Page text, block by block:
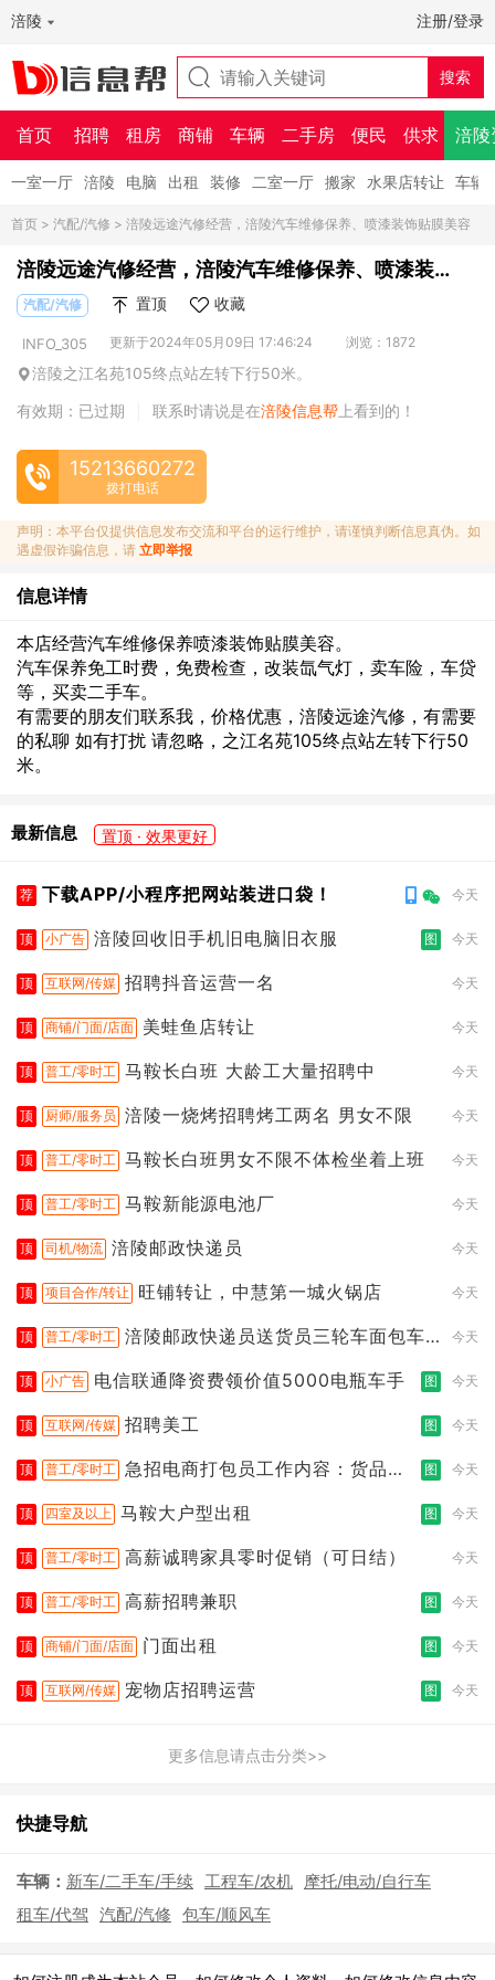
涪陵 注册/登录
首页 招聘 租房 商铺 车辆 二手房 便民 供求 涪陵
一室一厅 涪陵 电脑 出租 装修 二室一厅 搬家 水果店转让 车辆
首页 > 汽配/汽修 > 涪陵远途汽修经营，涪陵汽车维修保养、喷漆装饰贴膜美容
涪陵远途汽修经营，涪陵汽车维修保养、喷漆装
饰贴膜美容
汽配/汽修 置顶 收藏
INFO_305 更新于2024年05月09日 17:46:24 浏览：1872
涪陵之江名苑105终点站左转下行50米。
有效期：已过期
联系时请说是在涪陵信息帮 上看到的！
15213660272
拨打电话
声明：本平台仅提供信息发布交流和平台的运行维护，请谨慎判断信息真伪。如
遇虚假诈骗信息，请 立即举报
信息详情
本店经营汽车维修保养喷漆装饰贴膜美容。
汽车保养免工时费，免费检查，改装氙气灯，卖车险，车贷
等，买卖二手车。
有需要的朋友们联系我，价格优惠，涪陵远途汽修，有需要
的私聊 如有打扰 请忽略，之江名苑105终点站左转下行50
米。
最新信息 置顶 · 效果更好
荐 下载APP/小程序把网站装进口袋！ 今天
顶 小广告 涪陵回收旧手机旧电脑旧衣服 图 今天
顶 互联网/传媒 招聘抖音运营一名 今天
顶 商铺/门面/店面 美蛙鱼店转让 今天
顶 普工/零时工 马鞍长白班 大龄工大量招聘中 今天
顶 厨师/服务员 涪陵一烧烤招聘烤工两名 男女不限 今天
顶 普工/零时工 马鞍长白班男女不限不体检坐着上班 今天
顶 普工/零时工 马鞍新能源电池厂 今天
顶 司机/物流 涪陵邮政快递员 今天
顶 项目合作/转让 旺铺转让，中慧第一城火锅店 今天
顶 普工/零时工 涪陵邮政快递员送货员三轮车面包车
今天
顶 小广告 电信联通降资费领价值5000电瓶车手 图 今天
顶 互联网/传媒 招聘美工 图 今天
顶 普工/零时工 急招电商打包员工作内容：货品分
图 今天
顶 四室及以上 马鞍大户型出租 图 今天
顶 普工/零时工 高薪诚聘家具零时促销（可日结） 今天
顶 普工/零时工 高薪招聘兼职 图 今天
顶 商铺/门面/店面 门面出租 图 今天
顶 互联网/传媒 宠物店招聘运营 图 今天
更多信息请点击分类>>
快捷导航
车辆： 新车/二手车/手续 工程车/农机 摩托/电动/自行车
租车/代驾 汽配/汽修 包车/顺风车